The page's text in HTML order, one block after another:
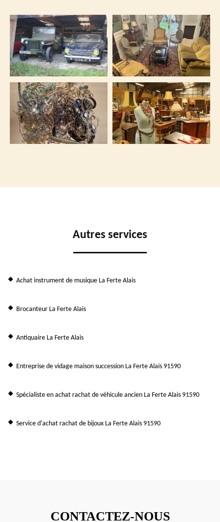
Autres services
Achat instrument de musique La Ferte Alais
Brocanteur La Ferte Alais
Antiquaire La Ferte Alais
Entreprise de vidage maison succession La Ferte Alais 91590
Spécialiste en achat rachat de véhicule ancien La Ferte Alais 91590
Service d'achat rachat de bijoux La Ferte Alais 91590
CONTACTEZ-NOUS